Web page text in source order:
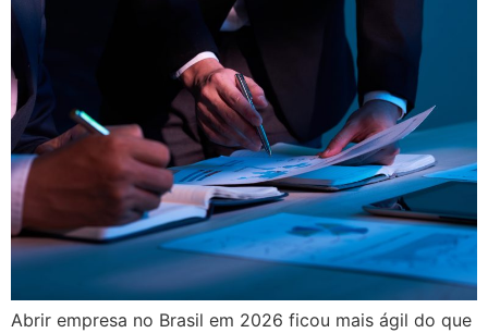
Abrir empresa no Brasil em 2026 ficou mais ágil do que